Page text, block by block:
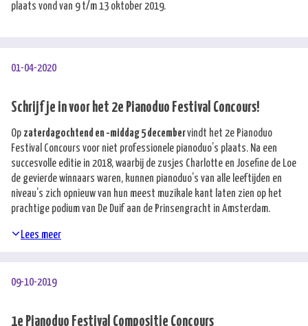
plaats vond van 9 t/m 13 oktober 2019.
01-04-2020
Schrijf je in voor het 2e Pianoduo Festival Concours!
Op zaterdagochtend en -middag 5 decembervindt het 2e Pianoduo
Festival Concours voor niet professionele pianoduo’s plaats. Na een
succesvolle editie in 2018, waarbij de zusjes Charlotte en Josefine de Loe
de gevierde winnaars waren, kunnen pianoduo’s van alle leeftijden en
niveau’s zich opnieuw van hun meest muzikale kant laten zien op het
prachtige podium van De Duif aan de Prinsengracht in Amsterdam.
Lees meer
09-10-2019
1e Pianoduo Festival Compositie Concours